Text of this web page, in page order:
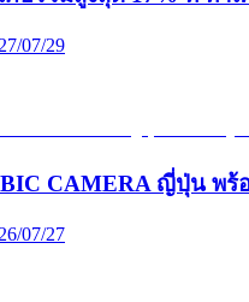
07/29
CAMERA ญี่ปุ่น พร้
07/27